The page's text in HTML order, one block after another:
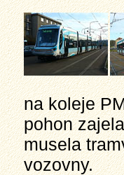
na koleje
pohon
musela
vozovny.